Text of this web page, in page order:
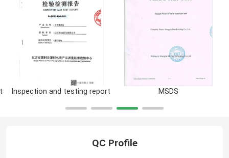
MSDS
Inspection and testing report
QC Profile